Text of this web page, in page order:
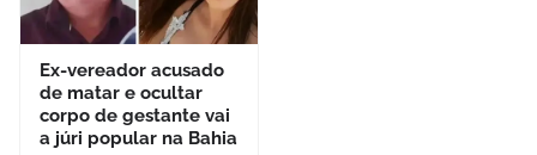
Ex-vereador acusado
de matar e ocultar
corpo de gestante vai
a júri popular na Bahia